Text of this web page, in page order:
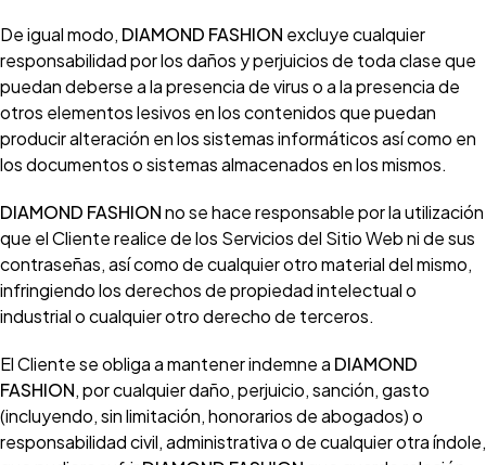
De igual modo, DIAMOND FASHION excluye cualquier
responsabilidad por los daños y perjuicios de toda clase que
puedan deberse a la presencia de virus o a la presencia de
otros elementos lesivos en los contenidos que puedan
producir alteración en los sistemas informáticos así como en
los documentos o sistemas almacenados en los mismos.
DIAMOND FASHIONno se hace responsable por la utilización
que el Cliente realice de los Servicios del Sitio Web ni de sus
contraseñas, así como de cualquier otro material del mismo,
infringiendo los derechos de propiedad intelectual o
industrial o cualquier otro derecho de terceros.
El Cliente se obliga a mantener indemne a DIAMOND
FASHION, por cualquier daño, perjuicio, sanción, gasto
(incluyendo, sin limitación, honorarios de abogados) o
responsabilidad civil, administrativa o de cualquier otra índole,